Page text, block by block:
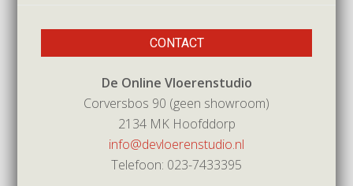
CONTACT
De Online Vloerenstudio
Corversbos 90 (geen showroom)
2134 MK Hoofddorp
info@devloerenstudio.nl
Telefoon: 023-7433395